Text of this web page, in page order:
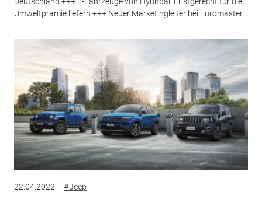
Umweltprämie liefern +++ Neuer Marketingleiter bei Euromaster...
22.04.2022 #Jeep